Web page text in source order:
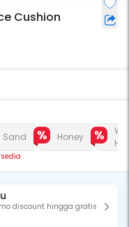
Cushion
Sand Honey
discount hingga gratis